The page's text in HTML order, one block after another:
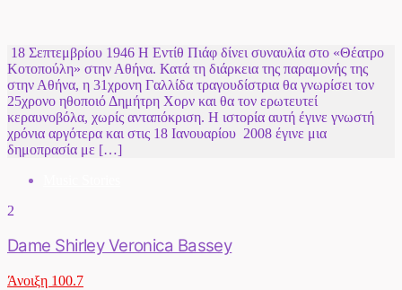
18 Σεπτεμβρίου 1946 Η Εντίθ Πιάφ δίνει συναυλία στο «Θέατρο
Κοτοπούλη» στην Αθήνα. Κατά τη διάρκεια της παραμονής της
στην Αθήνα, η 31χρονη Γαλλίδα τραγουδίστρια θα γνωρίσει τον
25χρονο ηθοποιό Δημήτρη Χορν και θα τον ερωτευτεί
κεραυνοβόλα, χωρίς ανταπόκριση. Η ιστορία αυτή έγινε γνωστή
χρόνια αργότερα και στις 18 Ιανουαρίου 2008 έγινε μια
δημοπρασία με […]
2
Dame Shirley Veronica Bassey
Άνοιξη 100.7